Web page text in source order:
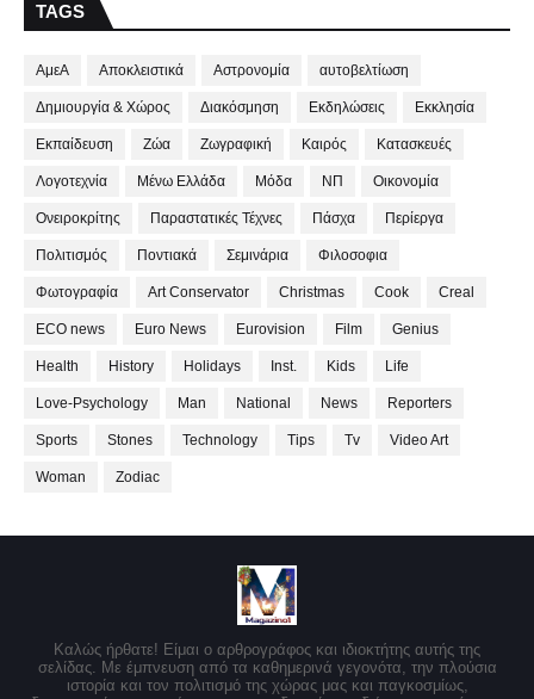
TAGS
ΑμεΑ Αποκλειστικά Αστρονομία αυτοβελτίωση
Δημιουργία & Χώρος Διακόσμηση Εκδηλώσεις Εκκλησία
Εκπαίδευση Ζώα Ζωγραφική Καιρός Κατασκευές
Λογοτεχνία Μένω Ελλάδα Μόδα ΝΠ Οικονομία
Ονειροκρίτης Παραστατικές Τέχνες Πάσχα Περίεργα
Πολιτισμός Ποντιακά Σεμινάρια Φιλοσοφια
Φωτογραφία Art Conservator Christmas Cook Creal
ECO news Euro News Eurovision Film Genius
Health History Holidays Inst. Kids Life
Love-Psychology Man National News Reporters
Sports Stones Technology Tips Tv Video Art
Woman Zodiac
Καλώς ήρθατε! Είμαι ο αρθρογράφος και ιδιοκτήτης αυτής της
σελίδας. Με έμπνευση από τα καθημερινά γεγονότα, την πλούσια
ιστορία και τον πολιτισμό της χώρας μας και παγκοσμίως,